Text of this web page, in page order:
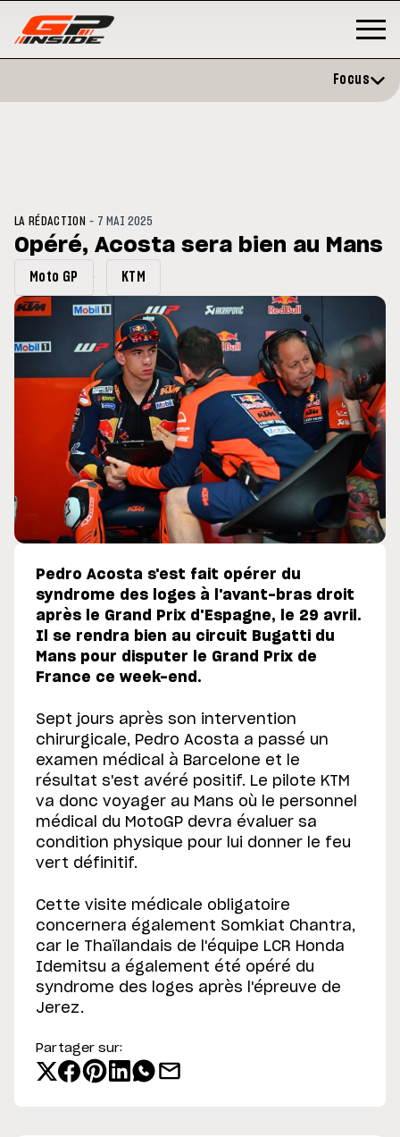
: Horaires et
du GP de Grande-
Zarco évite l'opération et vise
retour en septembre
Focus
LA RÉDACTION - 7 MAI 2025
Opéré, Acosta sera bien au Mans
Moto GP KTM
Pedro Acosta s'est fait opérer du
syndrome des loges à l'avant-bras droit
après le Grand Prix d'Espagne, le 29 avril.
Il se rendra bien au circuit Bugatti du
Mans pour disputer le Grand Prix de
France ce week-end.
Sept jours après son intervention
chirurgicale, Pedro Acosta a passé un
examen médical à Barcelone et le
résultat s'est avéré positif. Le pilote KTM
va donc voyager au Mans où le personnel
médical du MotoGP devra évaluer sa
condition physique pour lui donner le feu
vert définitif.
Cette visite médicale obligatoire
concernera également Somkiat Chantra,
car le Thaïlandais de l'équipe LCR Honda
Idemitsu a également été opéré du
syndrome des loges après l'épreuve de
Jerez.
Partager sur: